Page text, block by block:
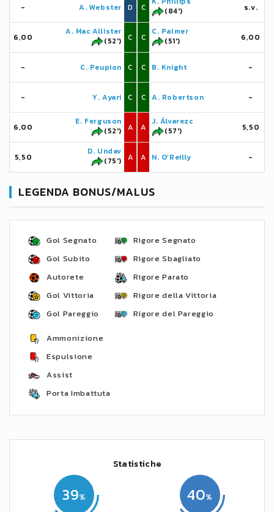
- A. Webster D
6,00
A. Mac Allister
(52')
C
- C. Peupion C
- Y. Ayari C
6,00
E. Ferguson
(52')
A
5,50
D. Undav
(75')
A
C
(84')
s.v.
C
C. Palmer
(51')
6,00
C B. Knight -
C A. Robertson -
A
J. Álvarezc
(57')
5,50
A N. O’Reilly -
LEGENDA BONUS/MALUS
Gol Segnato
Gol Subito
Autorete
Gol Vittoria
Gol Pareggio
Rigore Segnato
Rigore Sbagliato
Rigore Parato
Rigore della Vittoria
Rigore del Pareggio
Ammonizione
Espulsione
Assist
Porta Imbattuta
Statistiche
39 40